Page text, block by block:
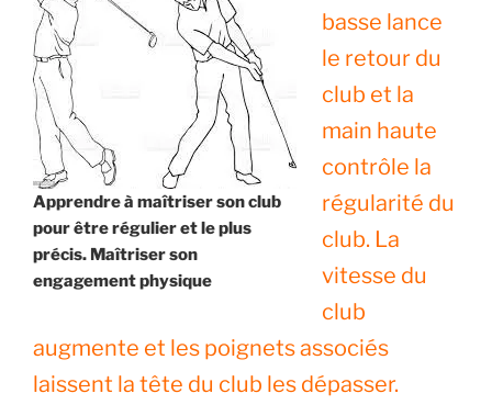
Apprendre à maîtriser son club
pour être régulier et le plus
précis. Maîtriser son
engagement physique
basse lance
le retour du
club et la
main haute
contrôle la
régularité du
club. La
vitesse du
club
augmente et les poignets associés
laissent la tête du club les dépasser.